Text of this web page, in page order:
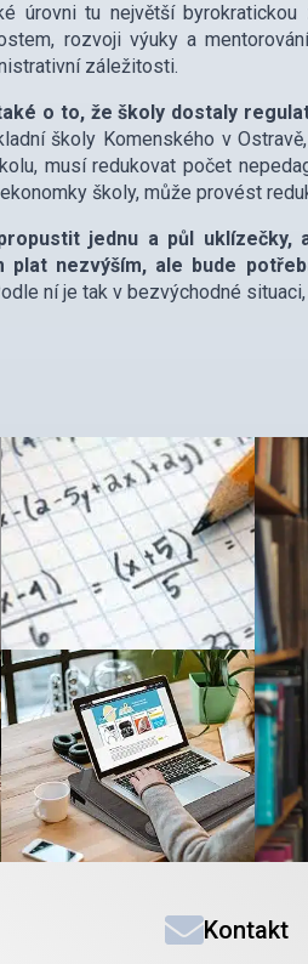
úrovni tu největší
rozvoji výuky a
záležitosti.
o to, že školy dostaly
školy Komenského v
musí redukovat počet
školy, může provést
jednu a půl
plat nezvýším, ale bude
ní je tak v bezvýchodné
Kontakt